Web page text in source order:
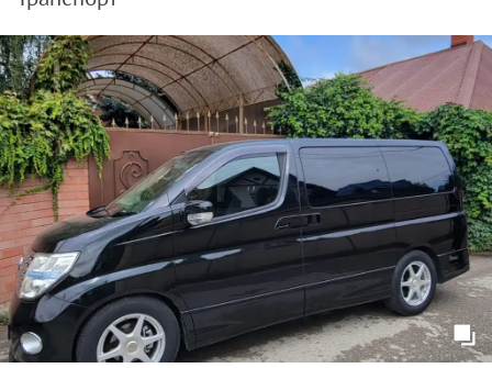
Непромокаемую куртку или дождевик;
тёплую одежду;
бутылку воды или термос с чаем и бутерброды.
Организационные моменты:
Пешая часть маршрута составляет 9 километров (в
обе стороны) по горной тропе с набором высоты от
500 до 2500 метров над уровнем моря.
Маршрут не экстремальный, но подойдет не всем:
рассчитывайте свои силы.
Если у вас есть противопоказания по здоровью, вы
обязаны сообщить об этом организатору поездки.